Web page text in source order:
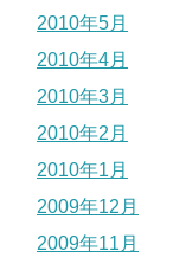
2010年5月
2010年4月
2010年3月
2010年2月
2010年1月
2009年12月
2009年11月